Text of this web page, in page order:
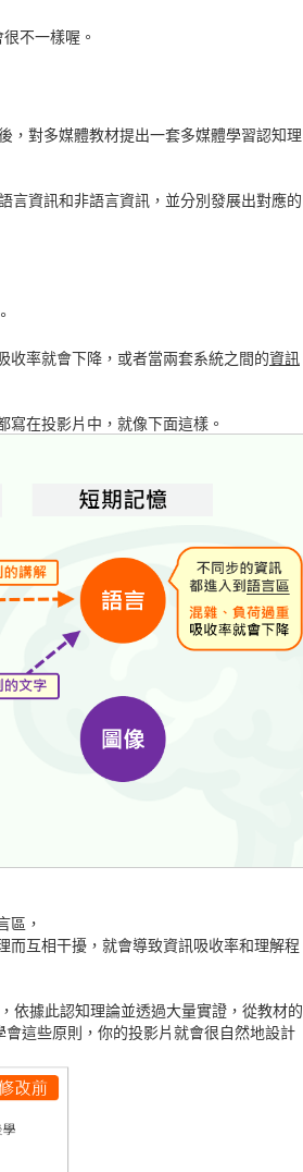
不一樣喔。
，對多媒體教材提出一套多媒體學習認知理
言資訊和非語言資訊，並分別發展出對應的
收率就會下降，或者當兩套系統之間的資訊
在投影片中，就像下面這樣。
區，
互相干擾，就會導致資訊吸收率和理解程
依據此認知理論並透過大量實證，從教材的
這些原則，你的投影片就會很自然地設計